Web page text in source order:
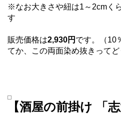
※なお大きさや紐は1～2cmく
す
販売価格は2,930円 です。（10
てか、この両面染め抜きって
【酒屋の前掛け 「志